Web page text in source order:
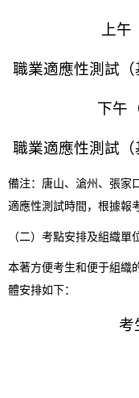
上午
職業適應性測試
下午
職業適應性測試
備注：唐山、滄州、張家
適應性測試時間，根據報
（二）考點安排及組織單
本著方便考生和便于組織
體安排如下：
考